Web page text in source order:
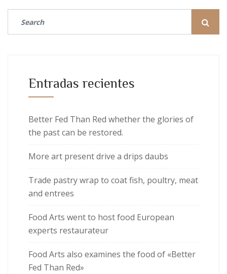
Entradas recientes
Better Fed Than Red whether the glories of
the past can be restored.
More art present drive a drips daubs
Trade pastry wrap to coat fish, poultry, meat
and entrees
Food Arts went to host food European
experts restaurateur
Food Arts also examines the food of «Better
Fed Than Red»